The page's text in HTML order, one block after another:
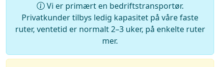
Vi er primært en bedriftstransportør.
Privatkunder tilbys ledig kapasitet på våre faste
ruter, ventetid er normalt 2–3 uker, på enkelte ruter
mer.